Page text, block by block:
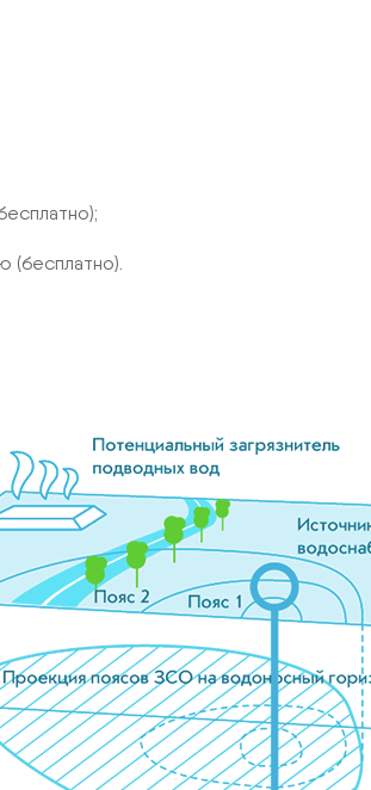
(бесплатно).